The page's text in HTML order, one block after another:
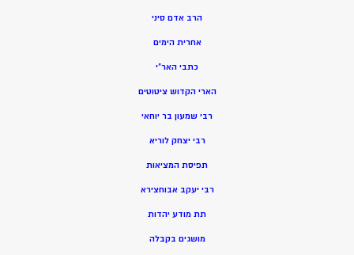
הרב אדם סיני
אחרית הימים
כתבי האר”י
הארי הקדוש ציטוטים
רבי שמעון בר יוחאי
רבי יצחק לוריא
תפיסת המציאות
רבי יעקב אבוחצירא
תת מודע יהדות
מושגים בקבלה